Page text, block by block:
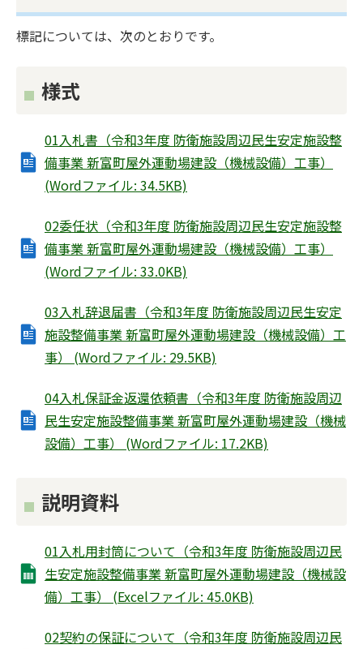
標記については、次のとおりです。
様式
01入札書（令和3年度 防衛施設周辺民生安定施設整
備事業 新富町屋外運動場建設（機械設備）工事）
(Wordファイル: 34.5KB)
02委任状（令和3年度 防衛施設周辺民生安定施設整
備事業 新富町屋外運動場建設（機械設備）工事）
(Wordファイル: 33.0KB)
03入札辞退届書（令和3年度 防衛施設周辺民生安定
施設整備事業 新富町屋外運動場建設（機械設備）工
事） (Wordファイル: 29.5KB)
04入札保証金返還依頼書（令和3年度 防衛施設周辺
民生安定施設整備事業 新富町屋外運動場建設（機械
設備）工事） (Wordファイル: 17.2KB)
説明資料
01入札用封筒について（令和3年度 防衛施設周辺民
生安定施設整備事業 新富町屋外運動場建設（機械設
備）工事） (Excelファイル: 45.0KB)
02契約の保証について（令和3年度 防衛施設周辺民